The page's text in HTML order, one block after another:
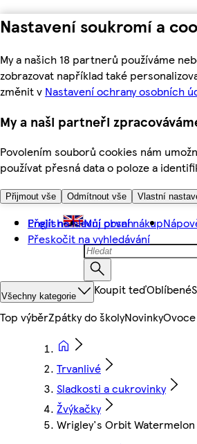
Nastavení soukromí a
My a našich 18 partnerů používáme
zobrazovat například také
změnit v Nastavení ochrany osobních
My a naši partneři
Povolením souborů cookies nám
používat přesná data o poloze a
Přijmout vše Odmítnout vše Vlastní
Přejít na hlavní obsah
Přeskočit na vyhledávání
English Můj první nákup
Všechny kategorie Koupit teďOblíbené
Top výběrZpátky do školyNovinky
Trvanlivé
Sladkosti a cukrovinky
Žvýkačky
Wrigley's Orbit Watermelon